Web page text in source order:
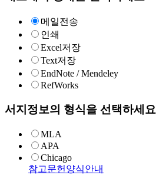
메일전송
인쇄
Excel저장
Text저장
EndNote / Mendeley
RefWorks
서지정보의 형식을 선택하세요
MLA
APA
Chicago
참고문헌양식안내